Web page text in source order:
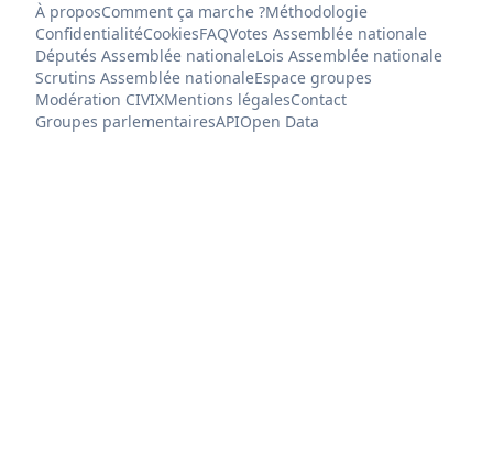
À proposComment ça marche ?Méthodologie
ConfidentialitéCookiesFAQVotes Assemblée nationale
Députés Assemblée nationaleLois Assemblée nationale
Scrutins Assemblée nationaleEspace groupes
Modération CIVIXMentions légalesContact
Groupes parlementairesAPIOpen Data